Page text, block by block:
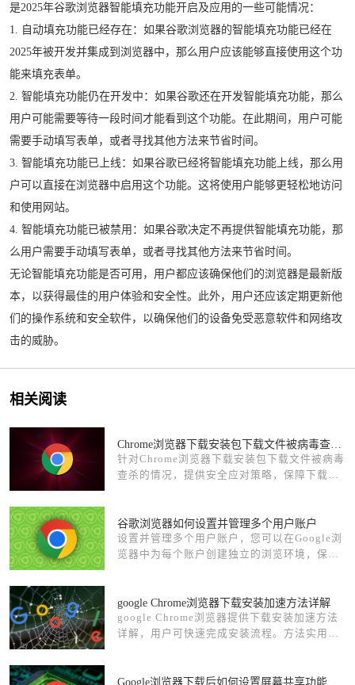
是2025年谷歌浏览器智能填充功能开启及应用的一些可能情况：
1. 自动填充功能已经存在：如果谷歌浏览器的智能填充功能已经在
2025年被开发并集成到浏览器中，那么用户应该能够直接使用这个功
能来填充表单。
2. 智能填充功能仍在开发中：如果谷歌还在开发智能填充功能，那么
用户可能需要等待一段时间才能看到这个功能。在此期间，用户可能
需要手动填写表单，或者寻找其他方法来节省时间。
3. 智能填充功能已上线：如果谷歌已经将智能填充功能上线，那么用
户可以直接在浏览器中启用这个功能。这将使用户能够更轻松地访问
和使用网站。
4. 智能填充功能已被禁用：如果谷歌决定不再提供智能填充功能，那
么用户需要手动填写表单，或者寻找其他方法来节省时间。
无论智能填充功能是否可用，用户都应该确保他们的浏览器是最新版
本，以获得最佳的用户体验和安全性。此外，用户还应该定期更新他
们的操作系统和安全软件，以确保他们的设备免受恶意软件和网络攻
击的威胁。
相关阅读
针对Chrome浏览器下载安装包下载文件被病毒
查杀的情况，提供安全应对策略，保障下载过
谷歌浏览器如何设置并管理多个用户账户
设置并管理多个用户账户，您可以在Google浏
览器中为每个账户创建独立的浏览环境，保护
google Chrome浏览器下载安装加速方法详解
google Chrome浏览器提供下载安装加速方法
详解，用户可快速完成安装流程。方法实用可
Google浏览器下载后如何设置屏幕共享功能